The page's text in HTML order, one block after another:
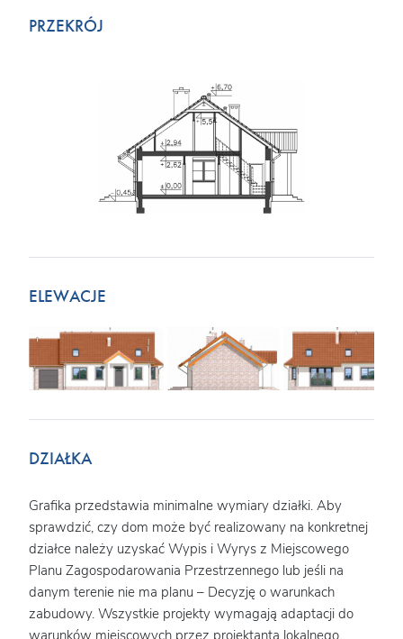
PRZEKRÓJ
ELEWACJE
DZIAŁKA
Grafika przedstawia minimalne wymiary działki. Aby
sprawdzić, czy dom może być realizowany na konkretnej
działce należy uzyskać Wypis i Wyrys z Miejscowego
Planu Zagospodarowania Przestrzennego lub jeśli na
danym terenie nie ma planu – Decyzję o warunkach
zabudowy. Wszystkie projekty wymagają adaptacji do
warunków miejscowych przez projektanta lokalnego.